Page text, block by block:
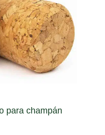
para champán
pressure inside the bottle
beer or sparkling wine
for longer.